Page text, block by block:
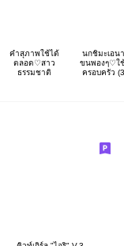
คำสุภาพใช้ได้
ตลอด♡สาว
ธรรมชาติ
นกชิมะเอน
ขนพองๆ♡ใ
ครอบครัว